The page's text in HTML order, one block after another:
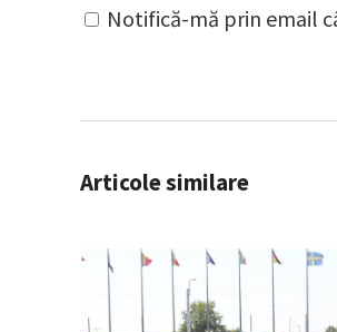
Notifică-mă prin email
Articole similare